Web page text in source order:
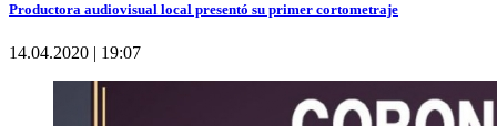
Productora audiovisual local presentó su primer cortometraje
14.04.2020 | 19:07